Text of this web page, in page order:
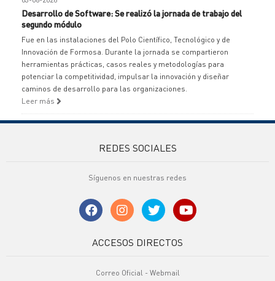
Desarrollo de Software: Se realizó la jornada de trabajo del
segundo módulo
Fue en las instalaciones del Polo Científico, Tecnológico y de
Innovación de Formosa. Durante la jornada se compartieron
herramientas prácticas, casos reales y metodologías para
potenciar la competitividad, impulsar la innovación y diseñar
caminos de desarrollo para las organizaciones.
Leer más
REDES SOCIALES
Síguenos en nuestras redes
ACCESOS DIRECTOS
Correo Oficial - Webmail